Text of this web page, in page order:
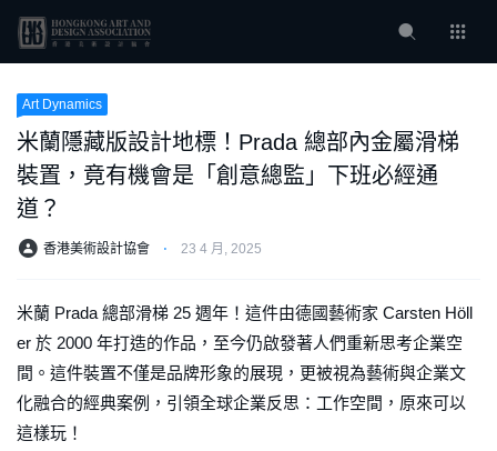
Art Dynamics
米蘭隱藏版設計地標！Prada 總部內金屬滑梯
裝置，竟有機會是「創意總監」下班必經通
道？
香港美術設計協會 ⋅ 23 4 月, 2025
米蘭 Prada 總部滑梯 25 週年！這件由德國藝術家 Carsten Höll
er 於 2000 年打造的作品，至今仍啟發著人們重新思考企業空
間。這件裝置不僅是品牌形象的展現，更被視為藝術與企業文
化融合的經典案例，引領全球企業反思：工作空間，原來可以
這樣玩！